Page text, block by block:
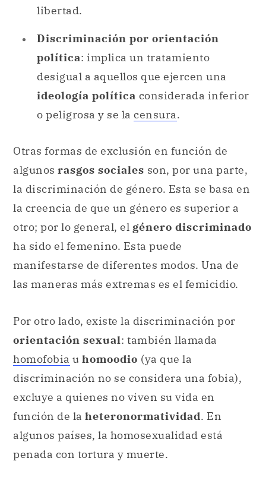
libertad.
Discriminación por orientación
política: implica un tratamiento
desigual a aquellos que ejercen una
ideología política considerada inferior
o peligrosa y se la censura.
Otras formas de exclusión en función de
algunos rasgos sociales son, por una parte,
la discriminación de género. Esta se basa en
la creencia de que un género es superior a
otro; por lo general, el género discriminado
ha sido el femenino. Esta puede
manifestarse de diferentes modos. Una de
las maneras más extremas es el femicidio.
Por otro lado, existe la discriminación por
orientación sexual: también llamada
homofobia u homoodio (ya que la
discriminación no se considera una fobia),
excluye a quienes no viven su vida en
función de la heteronormatividad. En
algunos países, la homosexualidad está
penada con tortura y muerte.